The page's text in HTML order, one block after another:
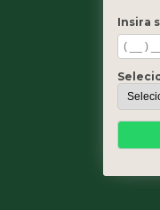
Insira